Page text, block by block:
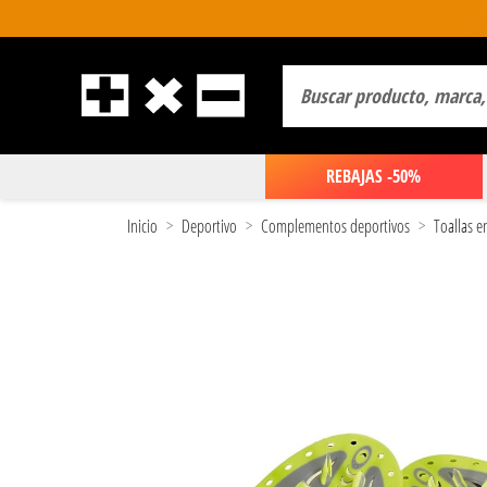
REBAJAS -50%
Inicio Deportivo Complementos deportivos Toallas